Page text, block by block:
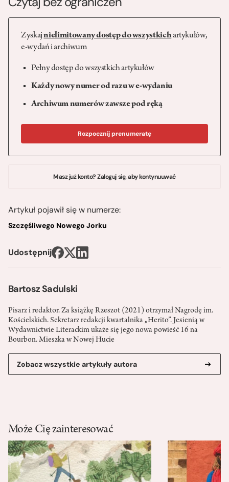
Bartosz Sadulski
Pisarz i redaktor. Za książkę Rzeszot (2021) otrzymał Nagrodę im.
Kościelskich. Sekretarz redakcji kwartalnika „Herito”. Jesienią w
Wydawnictwie Literackim ukaże się jego nowa powieść 16 na
Bourbon. Mieszka w Nowej Hucie
Zobacz wszystkie artykuły autora
Zyskajnielimitowany dostęp do wszystkichartykułów,
e-wydań i archiwum
Pełny dostęp do wszystkich artykułów
Każdy nowy numer od razu w e-wydaniu
Archiwum numerów zawsze pod ręką
Rozpocznij prenumeratę
Masz już konto? Zaloguj się, aby kontynuuwać
Artykuł pojawił się w numerze:
Szczęśliwego Nowego Jorku
Udostępnij
Może Cię zainteresować